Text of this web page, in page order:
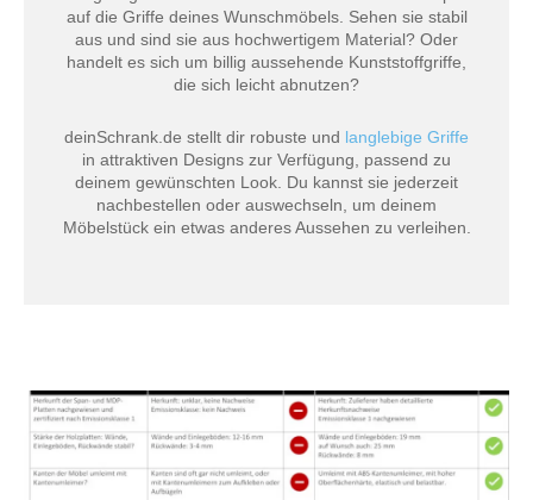
auf die Griffe deines Wunschmöbels. Sehen sie stabil
aus und sind sie aus hochwertigem Material? Oder
handelt es sich um billig aussehende Kunststoffgriffe,
die sich leicht abnutzen?
deinSchrank.de stellt dir robuste und langlebige Griffe
in attraktiven Designs zur Verfügung, passend zu
deinem gewünschten Look. Du kannst sie jederzeit
nachbestellen oder auswechseln, um deinem
Möbelstück ein etwas anderes Aussehen zu verleihen.